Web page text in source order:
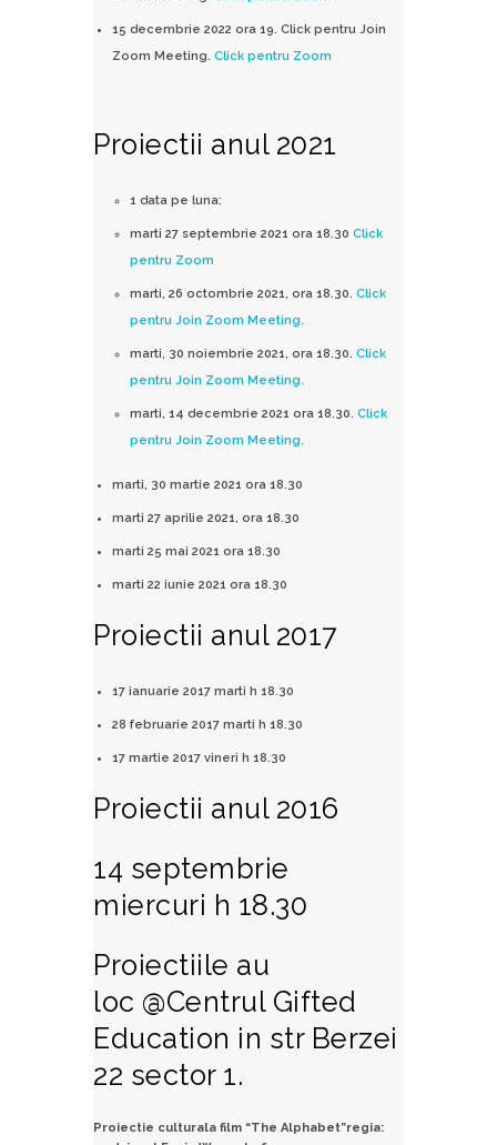
15 decembrie 2022 ora 19. Click pentru Join
Zoom Meeting. Click pentru Zoom
Proiectii anul 2021
1 data pe luna:
marti 27 septembrie 2021 ora 18.30 Click
pentru Zoom
marti, 26 octombrie 2021, ora 18.30. Click
pentru Join Zoom Meeting.
marti, 30 noiembrie 2021, ora 18.30. Click
pentru Join Zoom Meeting.
marti, 14 decembrie 2021 ora 18.30. Click
pentru Join Zoom Meeting.
marti, 30 martie 2021 ora 18.30
marti 27 aprilie 2021, ora 18.30
marti 25 mai 2021 ora 18.30
marti 22 iunie 2021 ora 18.30
Proiectii anul 2017
17 ianuarie 2017 marti h 18.30
28 februarie 2017 marti h 18.30
17 martie 2017 vineri h 18.30
Proiectii anul 2016
14 septembrie
miercuri h 18.30
Proiectiile au
loc @Centrul Gifted
Education in str Berzei
22 sector 1.
Proiectie culturala film “The Alphabet”regia: